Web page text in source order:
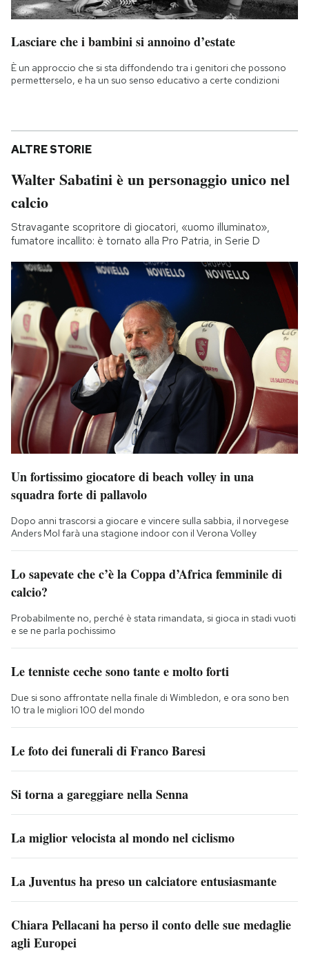
Lasciare che i bambini si annoino d’estate
È un approccio che si sta diffondendo tra i genitori che possono
permetterselo, e ha un suo senso educativo a certe condizioni
ALTRE STORIE
Walter Sabatini è un personaggio unico nel
calcio
Stravagante scopritore di giocatori, «uomo illuminato»,
fumatore incallito: è tornato alla Pro Patria, in Serie D
Un fortissimo giocatore di beach volley in una
squadra forte di pallavolo
Dopo anni trascorsi a giocare e vincere sulla sabbia, il norvegese
Anders Mol farà una stagione indoor con il Verona Volley
Lo sapevate che c’è la Coppa d’Africa femminile di
calcio?
Probabilmente no, perché è stata rimandata, si gioca in stadi vuoti
e se ne parla pochissimo
Le tenniste ceche sono tante e molto forti
Due si sono affrontate nella finale di Wimbledon, e ora sono ben
10 tra le migliori 100 del mondo
Le foto dei funerali di Franco Baresi
Si torna a gareggiare nella Senna
La miglior velocista al mondo nel ciclismo
La Juventus ha preso un calciatore entusiasmante
Chiara Pellacani ha perso il conto delle sue medaglie
agli Europei